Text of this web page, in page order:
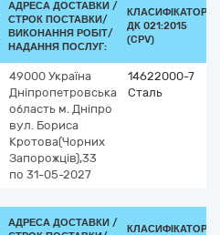
АДРЕСА ДОСТАВКИ /
СТРОК ПОСТАВКИ/
ВИКОНАННЯ РОБІТ/
НАДАННЯ ПОСЛУГ:
КЛАСИФІКАТОР
ДК 021:2015
(CPV)
49000 Україна
Дніпропетровська
область м. Дніпро
вул. Бориса
Кротова(Чорних
Запорожців),33
по 31-05-2027
14622000-7
Сталь
АДРЕСА ДОСТАВКИ /
КЛАСИФІКАТОР